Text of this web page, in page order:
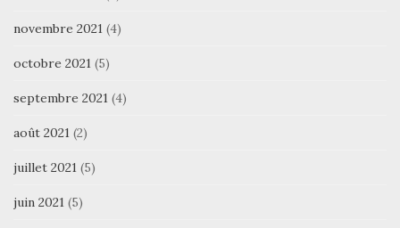
novembre 2021 (4)
octobre 2021 (5)
septembre 2021 (4)
août 2021 (2)
juillet 2021 (5)
juin 2021 (5)